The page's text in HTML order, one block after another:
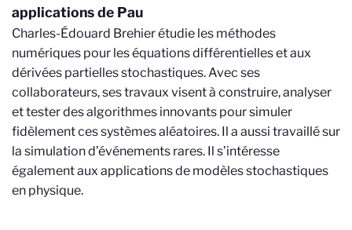
applications de Pau
Charles-Édouard Brehier étudie les méthodes
numériques pour les équations différentielles et aux
dérivées partielles stochastiques. Avec ses
collaborateurs, ses travaux visent à construire, analyser
et tester des algorithmes innovants pour simuler
fidèlement ces systèmes aléatoires. Il a aussi travaillé sur
la simulation d’événements rares. Il s’intéresse
également aux applications de modèles stochastiques
en physique.